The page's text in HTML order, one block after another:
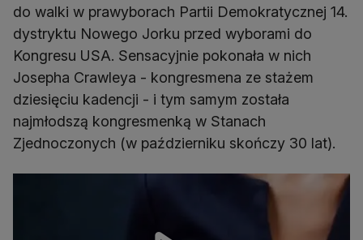
do walki w prawyborach Partii Demokratycznej 14.
dystryktu Nowego Jorku przed wyborami do
Kongresu USA. Sensacyjnie pokonała w nich
Josepha Crawleya - kongresmena ze stażem
dziesięciu kadencji - i tym samym została
najmłodszą kongresmenką w Stanach
Zjednoczonych (w październiku skończy 30 lat).